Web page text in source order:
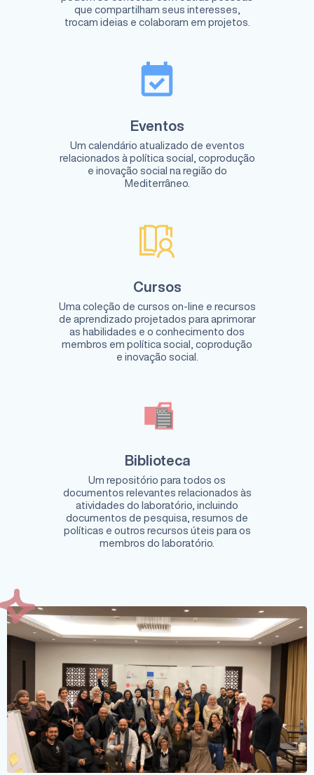
que compartilham seus interesses,
trocam ideias e colaboram em projetos.
Eventos
Um calendário atualizado de eventos
relacionados à política social, coprodução
e inovação social na região do
Mediterrâneo.
Cursos
Uma coleção de cursos on-line e recursos
de aprendizado projetados para aprimorar
as habilidades e o conhecimento dos
membros em política social, coprodução
e inovação social.
Biblioteca
Um repositório para todos os
documentos relevantes relacionados às
atividades do laboratório, incluindo
documentos de pesquisa, resumos de
políticas e outros recursos úteis para os
membros do laboratório.